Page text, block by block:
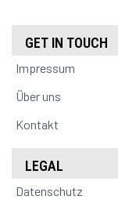
GET IN TOUCH
Impressum
Über uns
Kontakt
LEGAL
Datenschutz